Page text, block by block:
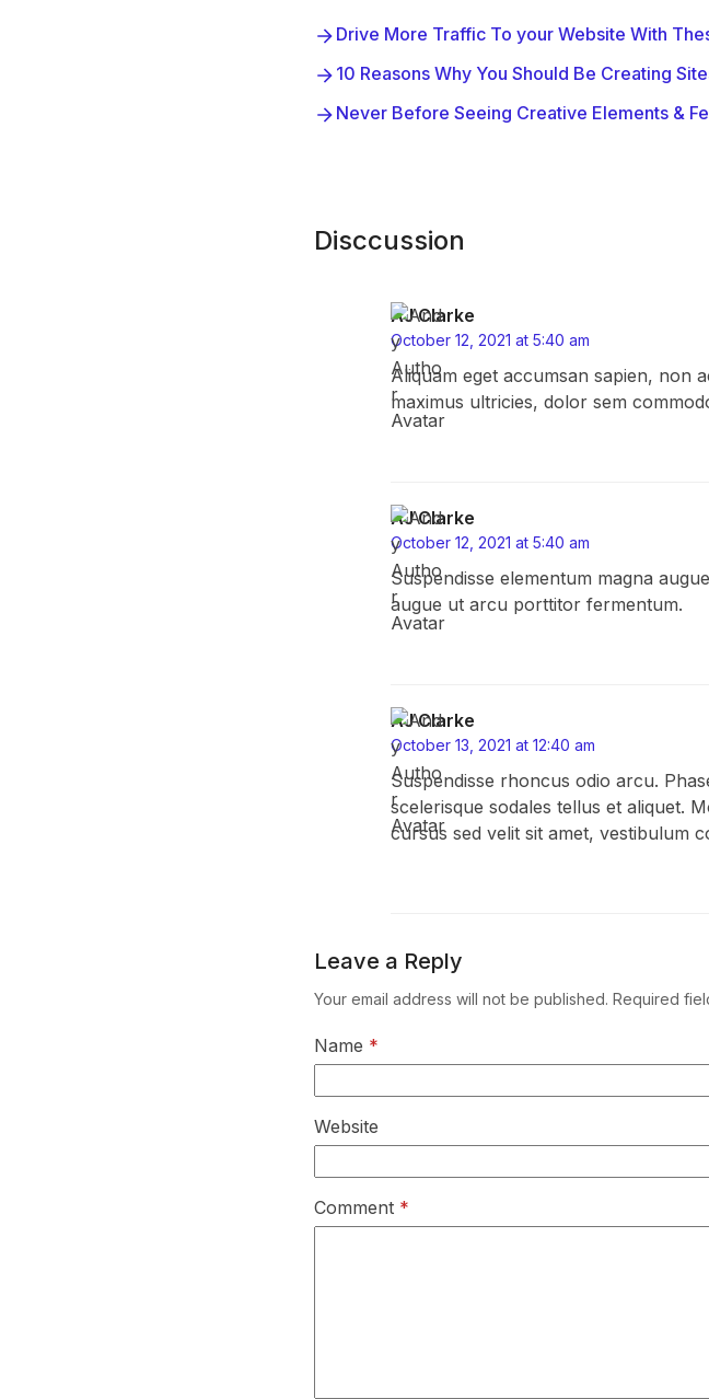
Drive More Traffic To your Website With
10 Reasons Why You Should Be Creating
Never Before Seeing Creative Elements &
Disccussion
AJ Clarke
October 12, 2021 at 5:40 am
Aliquam eget accumsan sapien, non
maximus ultricies, dolor sem
AJ Clarke
October 12, 2021 at 5:40 am
Suspendisse elementum magna
augue ut arcu porttitor fermentum.
AJ Clarke
October 13, 2021 at 12:40 am
Suspendisse rhoncus odio arcu.
scelerisque sodales tellus et aliquet.
cursus sed velit sit amet, vestibulum
Leave a Reply
Your email address will not be published. Required
Name *
Website
Comment *